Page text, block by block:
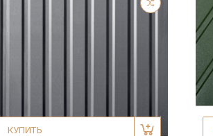
КУПИТЬ